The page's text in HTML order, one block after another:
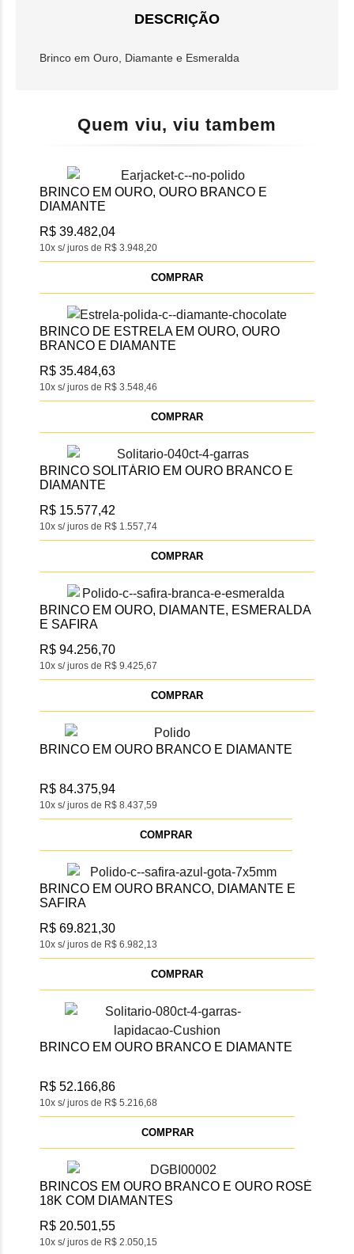
DESCRIÇÃO
Brinco em Ouro, Diamante e Esmeralda
Quem viu, viu tambem
BRINCO EM OURO, OURO BRANCO E
DIAMANTE
10x s/ juros de R$ 3.948,20
R$ 39.482,04
COMPRAR
BRINCO DE ESTRELA EM OURO, OURO
BRANCO E DIAMANTE
10x s/ juros de R$ 3.548,46
R$ 35.484,63
COMPRAR
BRINCO SOLITÁRIO EM OURO BRANCO E
DIAMANTE
10x s/ juros de R$ 1.557,74
R$ 15.577,42
COMPRAR
BRINCO EM OURO, DIAMANTE, ESMERALDA
E SAFIRA
10x s/ juros de R$ 9.425,67
R$ 94.256,70
COMPRAR
BRINCO EM OURO BRANCO E DIAMANTE
10x s/ juros de R$ 8.437,59
R$ 84.375,94
COMPRAR
BRINCO EM OURO BRANCO, DIAMANTE E
SAFIRA
10x s/ juros de R$ 6.982,13
R$ 69.821,30
COMPRAR
BRINCO EM OURO BRANCO E DIAMANTE
10x s/ juros de R$ 5.216,68
R$ 52.166,86
COMPRAR
BRINCOS EM OURO BRANCO E OURO ROSÉ
18K COM DIAMANTES
10x s/ juros de R$ 2.050,15
R$ 20.501,55